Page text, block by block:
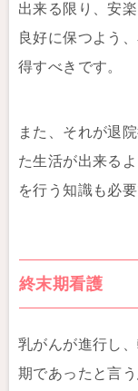
出来る限り、安
良好に保つよう
得すべきです。
また、それが退
た生活が出来る
を行う知識も必要
終末期看護
乳がんが進行し
期であったと言